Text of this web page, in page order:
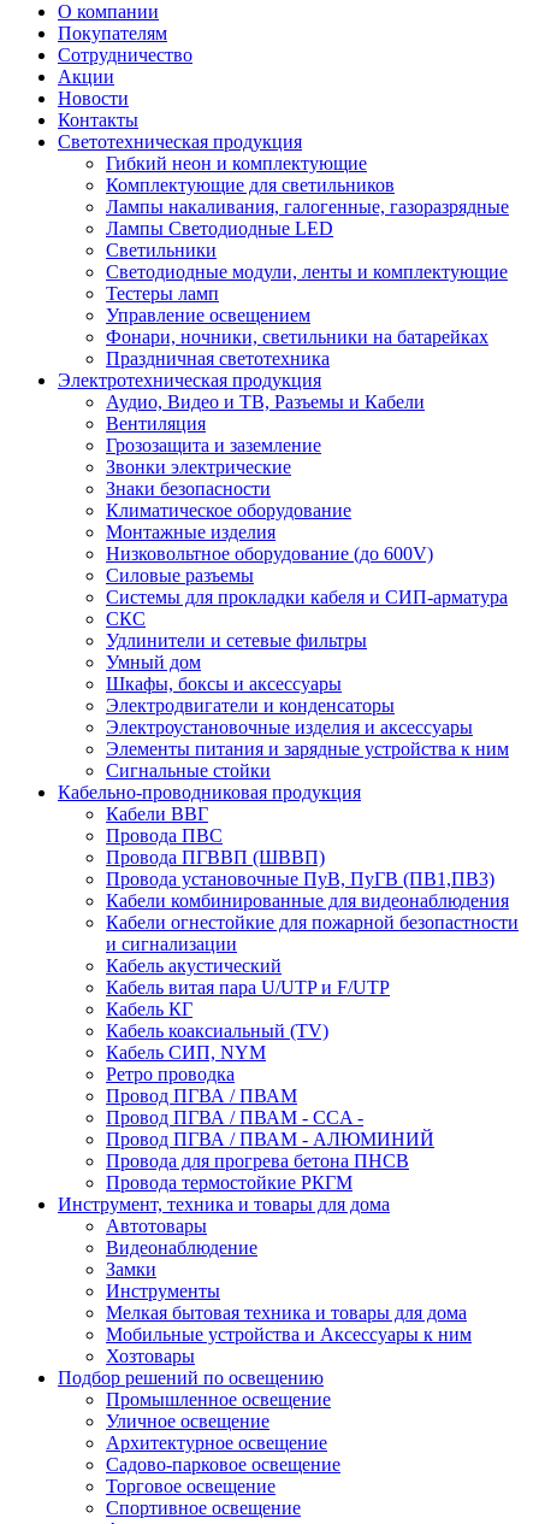
О компании
Покупателям
Сотрудничество
Акции
Новости
Контакты
Светотехническая продукция
Гибкий неон и комплектующие
Комплектующие для светильников
Лампы накаливания, галогенные, газоразрядные
Лампы Светодиодные LED
Светильники
Светодиодные модули, ленты и комплектующие
Тестеры ламп
Управление освещением
Фонари, ночники, светильники на батарейках
Праздничная светотехника
Электротехническая продукция
Аудио, Видео и ТВ, Разъемы и Кабели
Вентиляция
Грозозащита и заземление
Звонки электрические
Знаки безопасности
Климатическое оборудование
Монтажные изделия
Низковольтное оборудование (до 600V)
Силовые разъемы
Системы для прокладки кабеля и СИП-арматура
СКС
Удлинители и сетевые фильтры
Умный дом
Шкафы, боксы и аксессуары
Электродвигатели и конденсаторы
Электроустановочные изделия и аксессуары
Элементы питания и зарядные устройства к ним
Сигнальные стойки
Кабельно-проводниковая продукция
Кабели ВВГ
Провода ПВС
Провода ПГВВП (ШВВП)
Провода установочные ПуВ, ПуГВ (ПВ1,ПВ3)
Кабели комбинированные для видеонаблюдения
Кабели огнестойкие для пожарной безопастности
и сигнализации
Кабель акустический
Кабель витая пара U/UTP и F/UTP
Кабель КГ
Кабель коаксиальный (TV)
Кабель СИП, NYM
Ретро проводка
Провод ПГВА / ПВАМ
Провод ПГВА / ПВАМ - CCA -
Провод ПГВА / ПВАМ - АЛЮМИНИЙ
Провода для прогрева бетона ПНСВ
Провода термостойкие РКГМ
Инструмент, техника и товары для дома
Автотовары
Видеонаблюдение
Замки
Инструменты
Мелкая бытовая техника и товары для дома
Мобильные устройства и Аксессуары к ним
Хозтовары
Подбор решений по освещению
Промышленное освещение
Уличное освещение
Архитектурное освещение
Садово-парковое освещение
Торговое освещение
Спортивное освещение